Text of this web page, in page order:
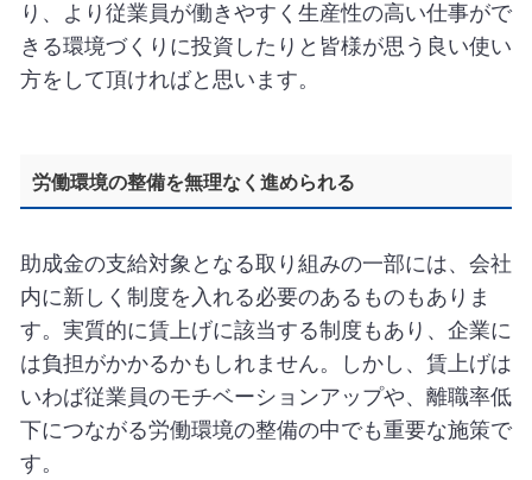
り、より従業員が働きやすく生産性の高い仕事がで
きる環境づくりに投資したりと皆様が思う良い使い
方をして頂ければと思います。
労働環境の整備を無理なく進められる
助成金の支給対象となる取り組みの一部には、会社
内に新しく制度を入れる必要のあるものもありま
す。実質的に賃上げに該当する制度もあり、企業に
は負担がかかるかもしれません。しかし、賃上げは
いわば従業員のモチベーションアップや、離職率低
下につながる労働環境の整備の中でも重要な施策で
す。